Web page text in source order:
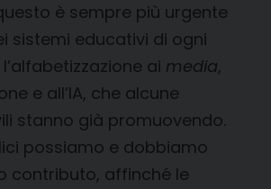
è sempre più urgente
sistemi educativi di ogni
ai media,
e all’IA, che alcune
stanno già promuovendo.
possiamo e dobbiamo
contributo, affinché le